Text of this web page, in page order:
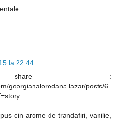
la 22:44
:
georgianaloredana.lazar/posts/6
din arome de trandafiri, vanilie,